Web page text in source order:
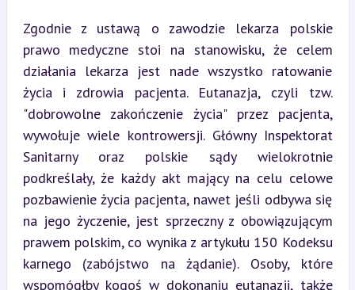
Zgodnie z ustawą o zawodzie lekarza polskie
prawo medyczne stoi na stanowisku, że celem
działania lekarza jest nade wszystko ratowanie
życia i zdrowia pacjenta. Eutanazja, czyli tzw.
"dobrowolne zakończenie życia" przez pacjenta,
wywołuje wiele kontrowersji. Główny Inspektorat
Sanitarny oraz polskie sądy wielokrotnie
podkreślały, że każdy akt mający na celu celowe
pozbawienie życia pacjenta, nawet jeśli odbywa się
na jego życzenie, jest sprzeczny z obowiązującym
prawem polskim, co wynika z artykułu 150 Kodeksu
karnego (zabójstwo na żądanie). Osoby, które
wspomógłby kogoś w dokonaniu eutanazji, także